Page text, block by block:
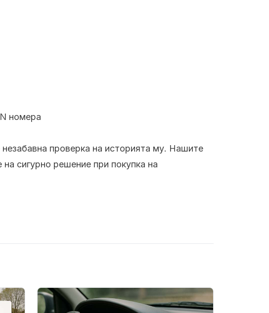
номера
проверка на историята му. Нашите
сигурно решение при покупка на